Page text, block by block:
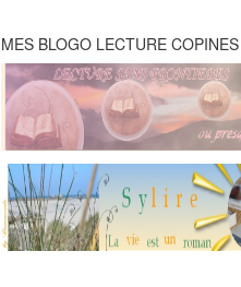
MES BLOGO LECTURE COPINES